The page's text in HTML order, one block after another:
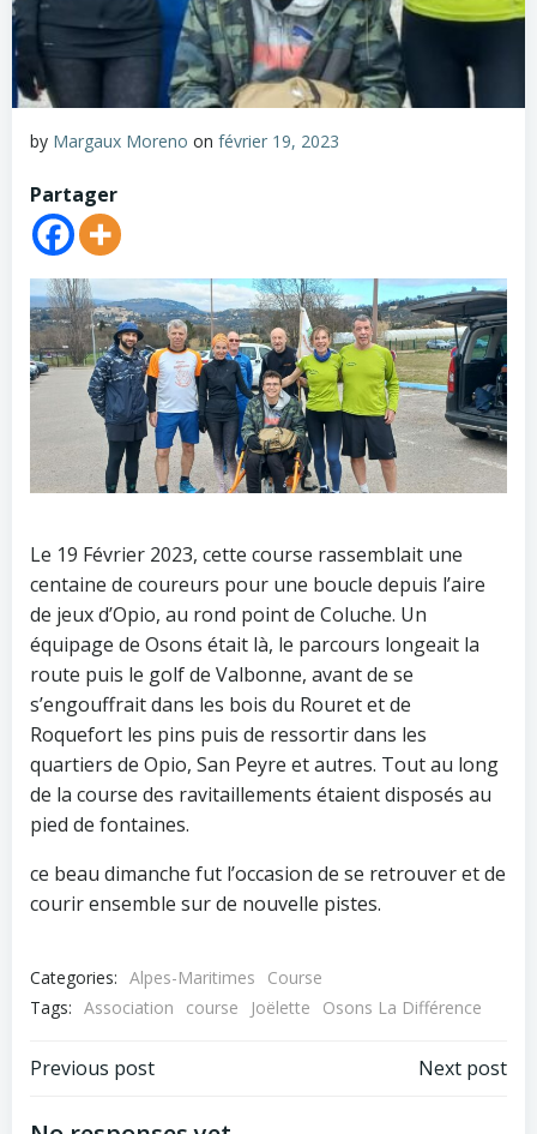
by Margaux Moreno on février 19, 2023
Partager
Le 19 Février 2023, cette course rassemblait une
centaine de coureurs pour une boucle depuis l’aire
de jeux d’Opio, au rond point de Coluche. Un
équipage de Osons était là, le parcours longeait la
route puis le golf de Valbonne, avant de se
s’engouffrait dans les bois du Rouret et de
Roquefort les pins puis de ressortir dans les
quartiers de Opio, San Peyre et autres. Tout au long
de la course des ravitaillements étaient disposés au
pied de fontaines.
ce beau dimanche fut l’occasion de se retrouver et de
courir ensemble sur de nouvelle pistes.
Categories: Alpes-Maritimes
Course
Tags: Association course Joëlette Osons La Différence
Post
Previous post Next post